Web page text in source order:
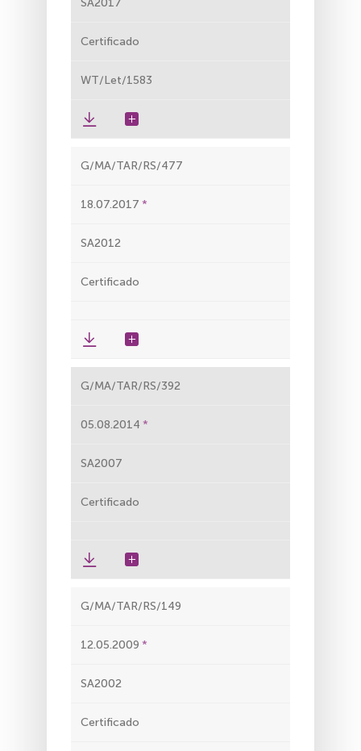
Certificado
WT/Let/1583
G/MA/TAR/RS/477
18.07.2017
SA2012
Certificado
G/MA/TAR/RS/392
05.08.2014
SA2007
Certificado
G/MA/TAR/RS/149
12.05.2009
SA2002
Certificado